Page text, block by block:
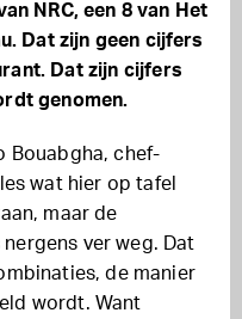
NRC, een 8 van Het
Dat zijn geen cijfers
Dat zijn cijfers
genomen.
Bouabgha, chef-
wat hier op tafel
maar de
ver weg. Dat
de manier
wordt. Want